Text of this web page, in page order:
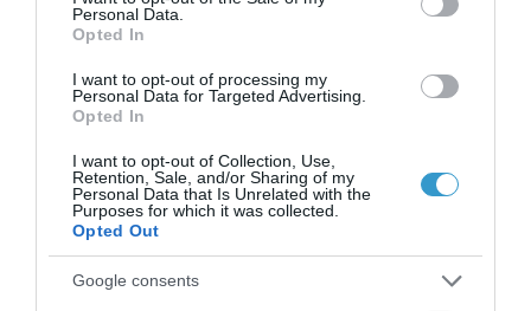
Personal Data.
Opted In
I want to opt-out of processing my
Personal Data for Targeted Advertising.
Opted In
I want to opt-out of Collection, Use,
Retention, Sale, and/or Sharing of my
Personal Data that Is Unrelated with the
Purposes for which it was collected.
Opted Out
Google consents
Posted on 26 Φεβ 2018
Πώς αντιμετωπίζεται η
ξηροφθαλμία;